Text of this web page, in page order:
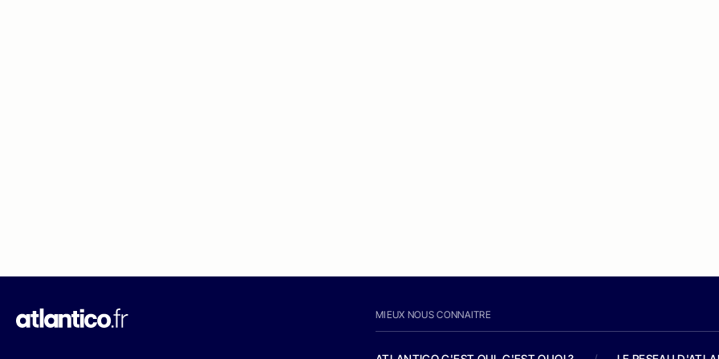
MIEUX NOUS CONNAITRE